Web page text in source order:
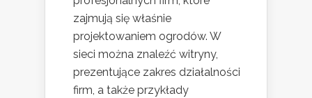
zajmują się właśnie
projektowaniem ogrodów. W
sieci można znaleźć witryny,
prezentujące zakres działalności
firm, a także przykłady